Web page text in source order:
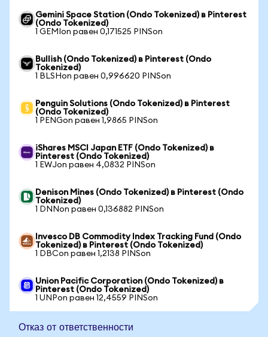
Gemini Space Station (Ondo Tokenized) в Pinterest
(Ondo Tokenized)
1 GEMIon равен 0,171525 PINSon
Bullish (Ondo Tokenized) в Pinterest (Ondo
Tokenized)
1 BLSHon равен 0,996620 PINSon
Penguin Solutions (Ondo Tokenized) в Pinterest
(Ondo Tokenized)
1 PENGon равен 1,9865 PINSon
iShares MSCI Japan ETF (Ondo Tokenized) в
Pinterest (Ondo Tokenized)
1 EWJon равен 4,0832 PINSon
Denison Mines (Ondo Tokenized) в Pinterest (Ondo
Tokenized)
1 DNNon равен 0,136882 PINSon
Invesco DB Commodity Index Tracking Fund (Ondo
Tokenized) в Pinterest (Ondo Tokenized)
1 DBCon равен 1,2138 PINSon
Union Pacific Corporation (Ondo Tokenized) в
Pinterest (Ondo Tokenized)
1 UNPon равен 12,4559 PINSon
Отказ от ответственности